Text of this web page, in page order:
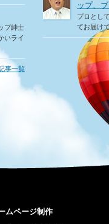
プ紳士
いライ
事一覧
ップ、
プロとし
てお届け
ムページ制作